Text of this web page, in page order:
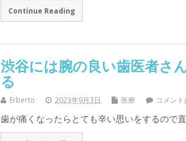
Continue Reading
渋谷には腕の良い歯医者さ
る
Erberto 2023年9月3日 医療 コメン
歯が痛くなったらとても辛い思いをするので